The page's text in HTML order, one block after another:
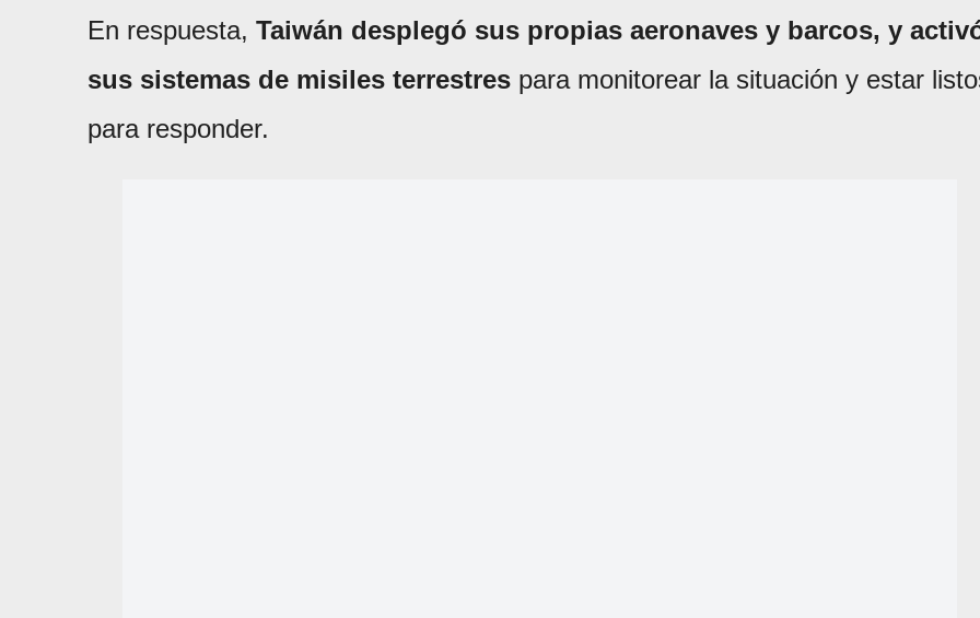
En respuesta, Taiwán desplegó sus propias aeronaves y barcos, y
sus sistemas de misiles terrestres para monitorear la situación y estar
para responder.